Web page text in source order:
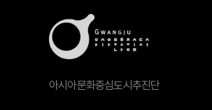
아시아문화중심도시추진단